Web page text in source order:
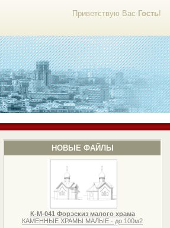
Приветствую Вас Гость!
НОВЫЕ ФАЙЛЫ
К-М-041 Форэскиз малого храма
КАМЕННЫЕ ХРАМЫ МАЛЫЕ - до 100м2